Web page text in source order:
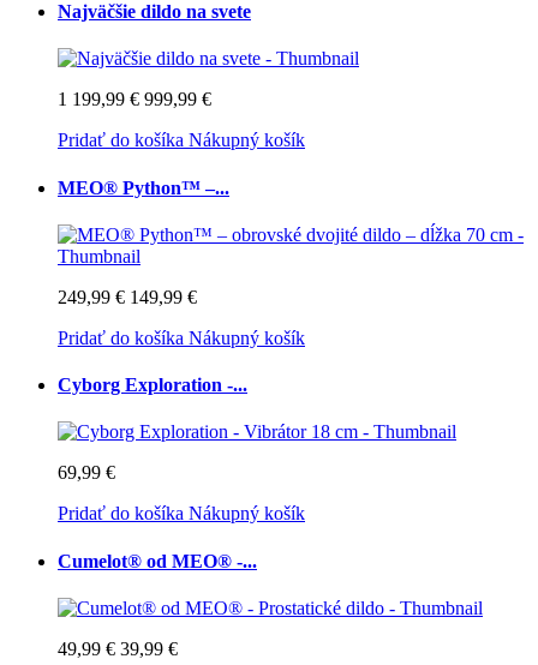
Najväčšie dildo na svete
1 199,99 € 999,99 €
Pridať do košíka Nákupný košík
MEO® Python™ –...
249,99 € 149,99 €
Pridať do košíka Nákupný košík
Cyborg Exploration -...
69,99 €
Pridať do košíka Nákupný košík
Cumelot® od MEO® -...
49,99 € 39,99 €